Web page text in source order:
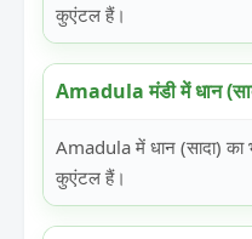
कुएंटल हैं।
Amadula मंडी में धान
Amadula में धान (सादा)
कुएंटल हैं।